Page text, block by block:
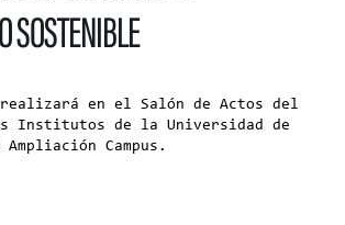
SOSTENIBLE
en el Salón de Actos del
Institutos de la Universidad de
Campus.